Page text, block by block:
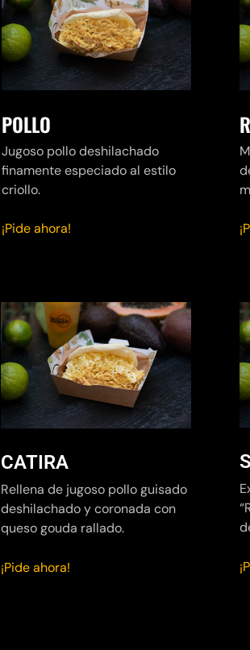
POLLO
Jugoso pollo deshilachado
finamente especiado al estilo
criollo.
¡Pide ahora!
CATIRA
Rellena de jugoso pollo guisado
deshilachado y coronada con
queso gouda rallado.
¡Pide ahora!